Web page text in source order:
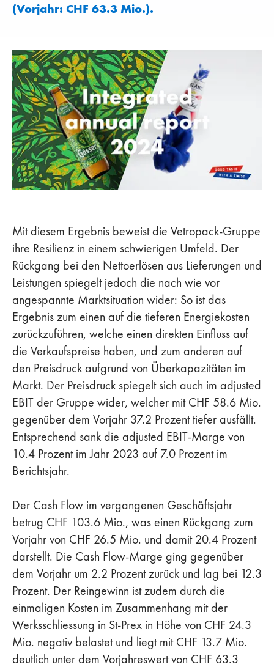
(Vorjahr: CHF 63.3 Mio.).
Mit diesem Ergebnis beweist die Vetropack-Gruppe
ihre Resilienz in einem schwierigen Umfeld. Der
Rückgang bei den Nettoerlösen aus Lieferungen und
Leistungen spiegelt jedoch die nach wie vor
angespannte Marktsituation wider: So ist das
Ergebnis zum einen auf die tieferen Energiekosten
zurückzuführen, welche einen direkten Einfluss auf
die Verkaufspreise haben, und zum anderen auf
den Preisdruck aufgrund von Überkapazitäten im
Markt. Der Preisdruck spiegelt sich auch im adjusted
EBIT der Gruppe wider, welcher mit CHF 58.6 Mio.
gegenüber dem Vorjahr 37.2 Prozent tiefer ausfällt.
Entsprechend sank die adjusted EBIT-Marge von
10.4 Prozent im Jahr 2023 auf 7.0 Prozent im
Berichtsjahr.
Der Cash Flow im vergangenen Geschäftsjahr
betrug CHF 103.6 Mio., was einen Rückgang zum
Vorjahr von CHF 26.5 Mio. und damit 20.4 Prozent
darstellt. Die Cash Flow-Marge ging gegenüber
dem Vorjahr um 2.2 Prozent zurück und lag bei 12.3
Prozent. Der Reingewinn ist zudem durch die
einmaligen Kosten im Zusammenhang mit der
Werksschliessung in St-Prex in Höhe von CHF 24.3
Mio. negativ belastet und liegt mit CHF 13.7 Mio.
deutlich unter dem Vorjahreswert von CHF 63.3